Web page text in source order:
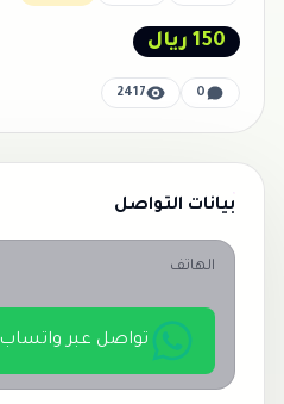
150 ريال
0
2417
بيانات التواصل
الهاتف
تواصل عبر واتساب